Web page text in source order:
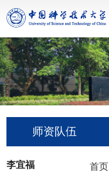
师资队伍
李宜福 首页